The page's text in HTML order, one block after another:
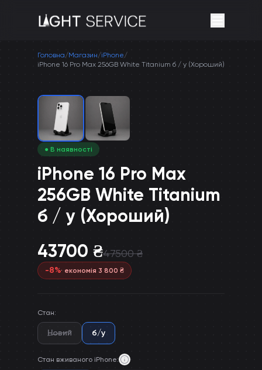
Головна/Магазин/iPhone/
iPhone 16 Pro Max 256GB White Titanium б / у (Хороший)
● В наявності
iPhone 16 Pro Max
256GB White Titanium
б / у (Хороший)
43700 ₴47500₴
-8%· економія 3 800 ₴
Стан:
Новий б/у
Стан вживаного iPhone: